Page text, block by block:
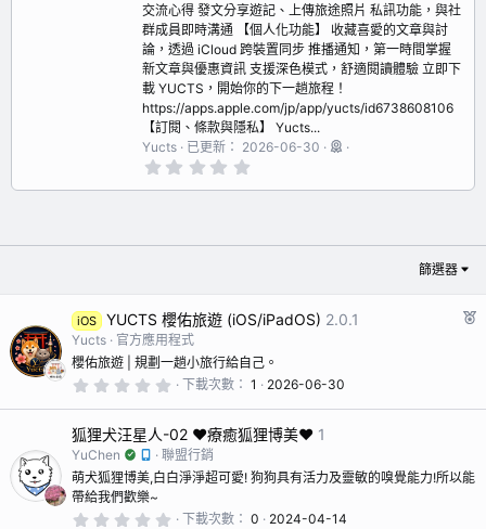
交流心得 發文分享遊記、上傳旅途照片 私訊功能，與社
群成員即時溝通 【個人化功能】 收藏喜愛的文章與討
論，透過 iCloud 跨裝置同步 推播通知，第一時間掌握
新文章與優惠資訊 支援深色模式，舒適閱讀體驗 立即下
載 YUCTS，開始你的下一趟旅程！
https://apps.apple.com/jp/app/yucts/id6738608106
【訂閱、條款與隱私】 Yucts...
Yucts
已更新： 2026-06-30
0
篩選器
iOS YUCTS 櫻佑旅遊 (iOS/iPadOS) 2.0.1
Yucts
官方應用程式
櫻佑旅遊 | 規劃一趟小旅行給自己。
0
0
0
星
下載次數 1 2026-06-30
狐狸犬汪星人-02 ♥︎療癒狐狸博美♥︎ 1
YuChen
聯盟行銷
萌犬狐狸博美,白白淨淨超可愛! 狗狗具有活力及靈敏的嗅覺能力!所以能
帶給我們歡樂~
0 下載次數 0 2024-04-14